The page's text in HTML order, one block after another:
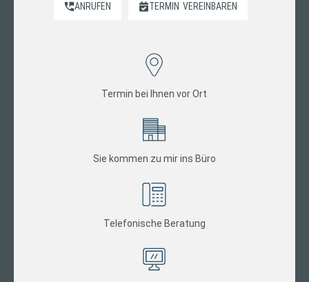
ANRUFEN TERMIN VEREINBAREN
Termin bei Ihnen vor Ort
Sie kommen zu mir ins Büro
Telefonische Beratung